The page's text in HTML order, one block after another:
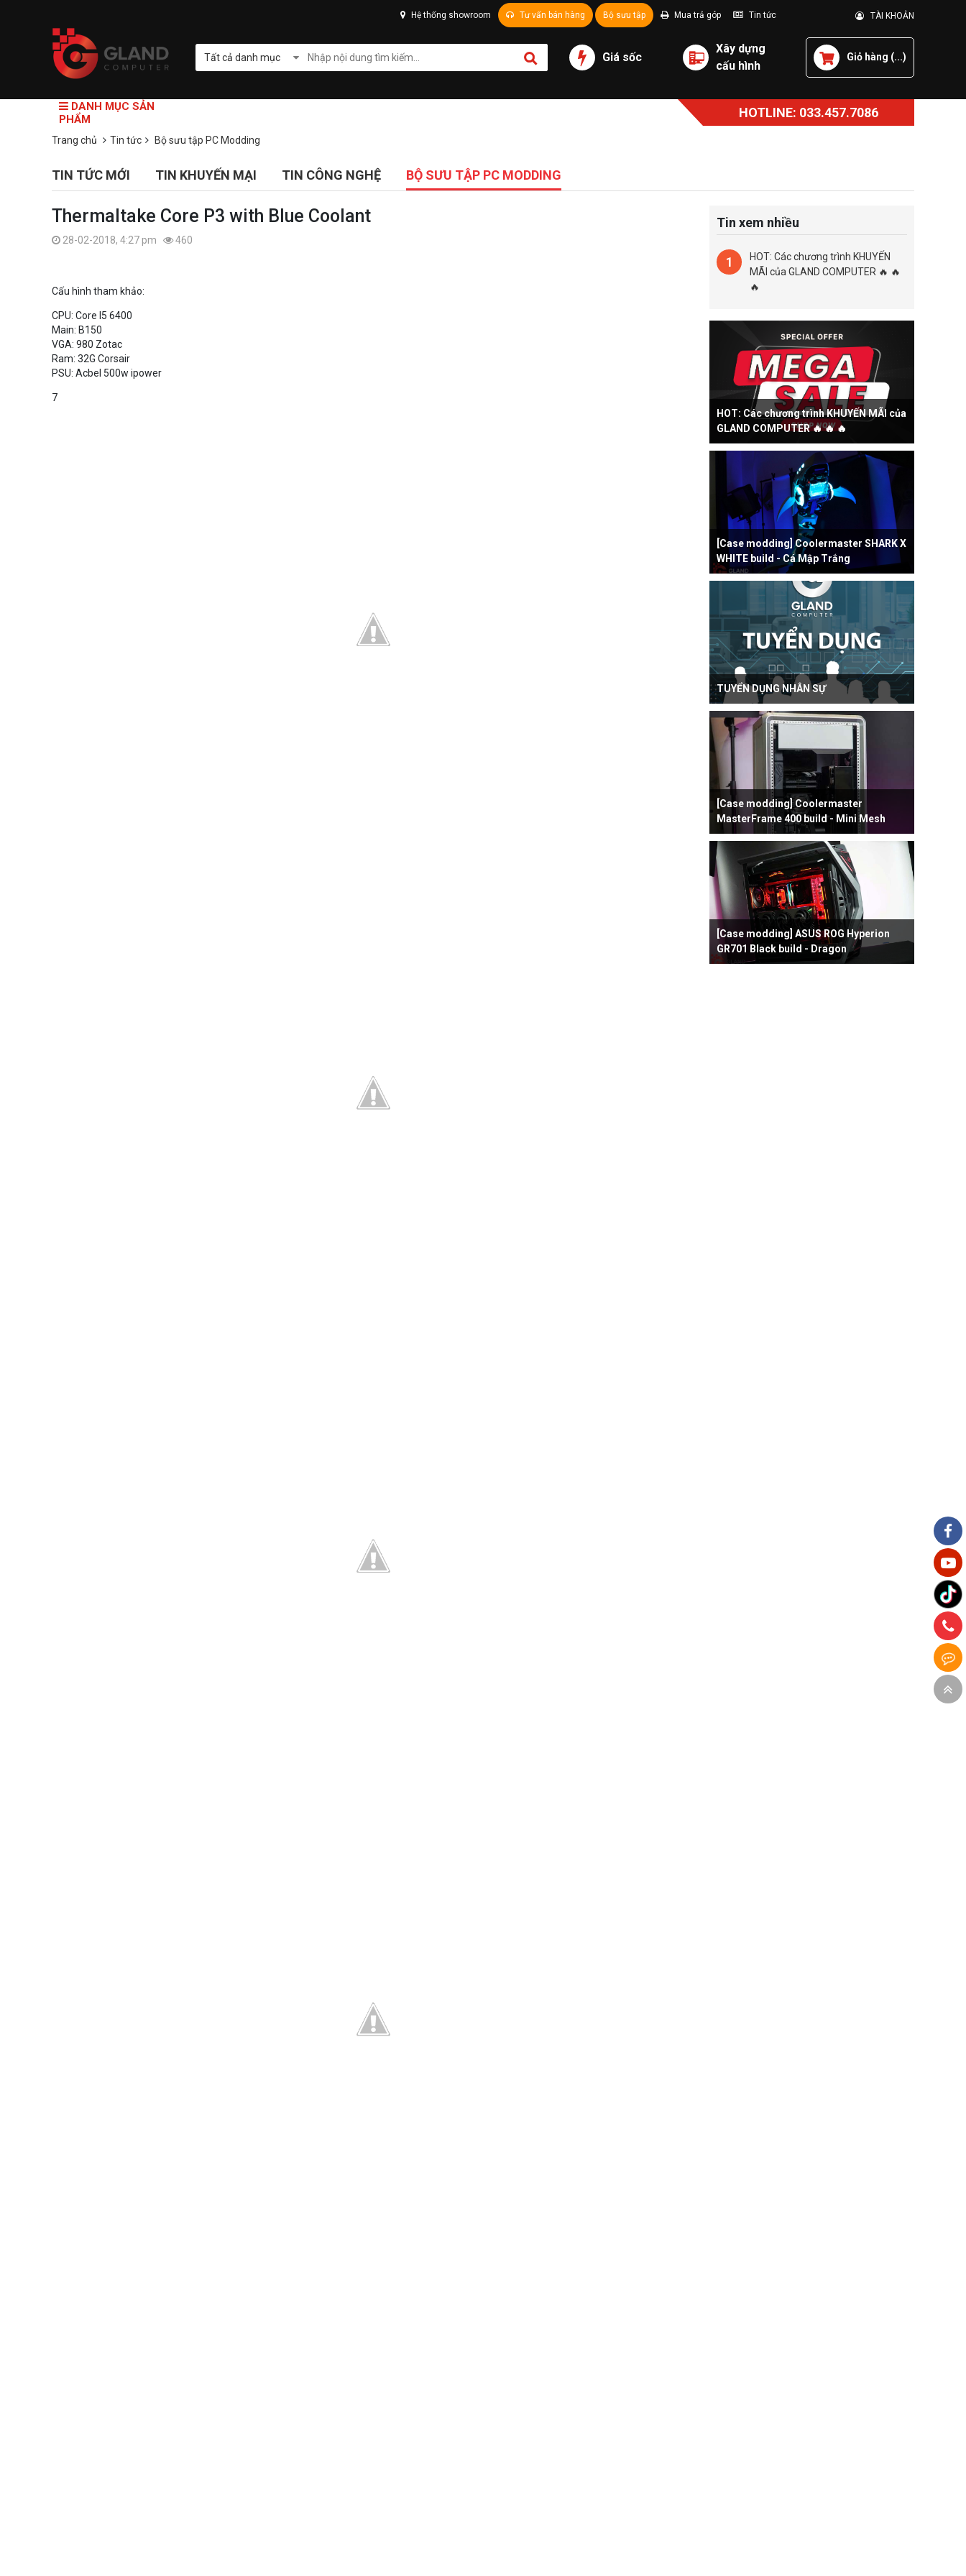
Hệ thống showroom Tư vấn bán hàng Bộ sưu tập Mua trả góp Tin tức TÀI KHOẢN
Tất cả danh mục Giá sốc
Xây dựng
cấu hình
Giỏ hàng (...)
DANH MỤC SẢN
PHẨM
HOTLINE: 033.457.7086
Trang chủ Tin tức Bộ sưu tập PC Modding
TIN TỨC MỚI TIN KHUYẾN MẠI TIN CÔNG NGHỆ BỘ SƯU TẬP PC MODDING
Thermaltake Core P3 with Blue Coolant
28-02-2018, 4:27 pm 460
Cấu hình tham khảo:
CPU: Core I5 6400
Main: B150
VGA: 980 Zotac
Ram: 32G Corsair
PSU: Acbel 500w ipower
7
Tin xem nhiều
1
HOT: Các chương trình KHUYẾN
MÃI của GLAND COMPUTER 🔥 🔥
🔥
HOT: Các chương trình KHUYẾN MÃI của
GLAND COMPUTER 🔥 🔥 🔥
[Case modding] Coolermaster SHARK X
WHITE build - Cá Mập Trắng
TUYỂN DỤNG NHÂN SỰ
[Case modding] Coolermaster
MasterFrame 400 build - Mini Mesh
[Case modding] ASUS ROG Hyperion
GR701 Black build - Dragon